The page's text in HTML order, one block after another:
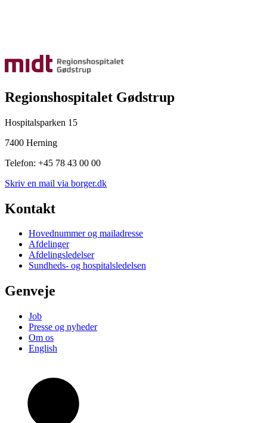
Regionshospitalet Gødstrup
Hospitalsparken 15
7400 Herning
Telefon: +45 78 43 00 00
Skriv en mail via borger.dk
Kontakt
Hovednummer og mailadresse
Afdelinger
Afdelingsledelser
Sundheds- og hospitalsledelsen
Genveje
Job
Presse og nyheder
Om os
English